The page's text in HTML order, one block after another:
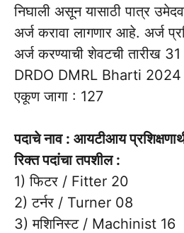
निघाली असून यासाठी पात्र
अर्ज करावा लागणार आहे. अर्ज
अर्ज करण्याची शेवटची तारीख
DRDO DMRL Bharti 2024
एकूण जागा : 127
पदाचे नाव : आयटीआय
रिक्त पदांचा तपशील :
1) फिटर / Fitter 20
2) टर्नर / Turner 08
3) मशिनिस्ट / Machinist 16